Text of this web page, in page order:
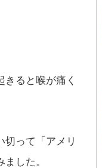
ると喉が痛く
切って「アメリ
した。